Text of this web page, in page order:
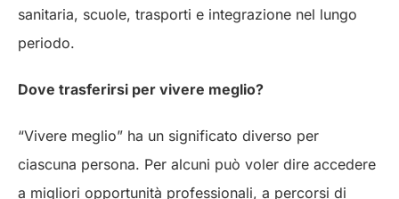
sanitaria, scuole, trasporti e integrazione nel lungo
periodo.
Dove trasferirsi per vivere meglio?
“Vivere meglio” ha un significato diverso per
ciascuna persona. Per alcuni può voler dire accedere
a migliori opportunità professionali, a percorsi di